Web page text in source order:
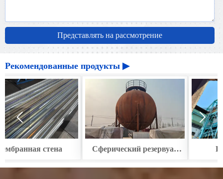
Представлять на рассмотрение
Рекомендованные продукты ▶
Сферический резервуар
Циркулярный
 